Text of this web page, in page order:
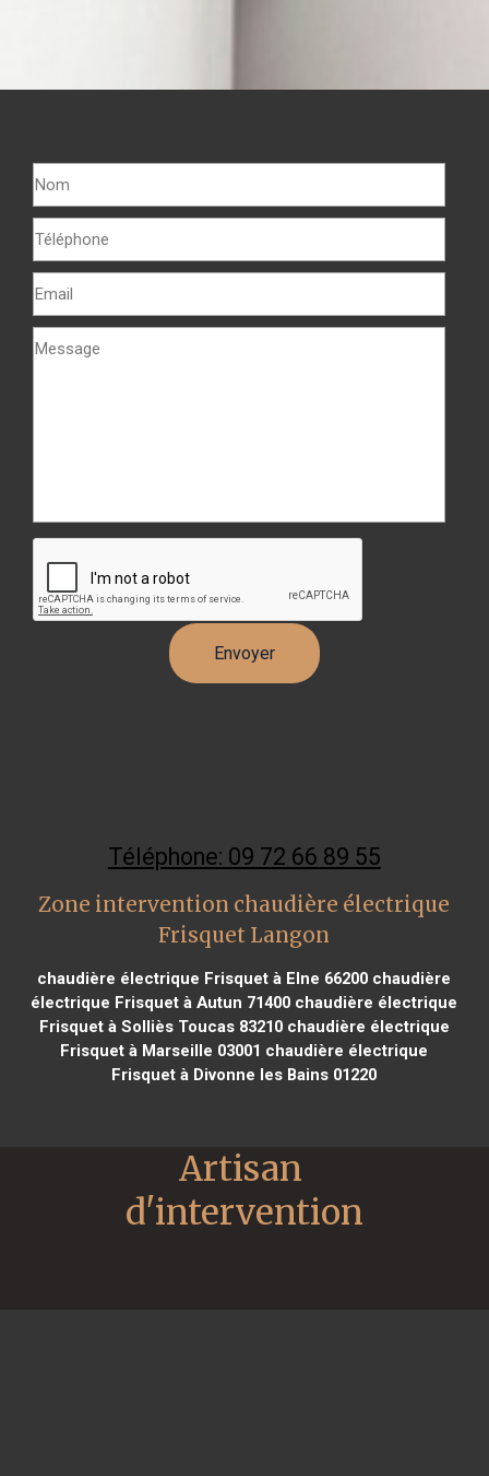
Téléphone: 09 72 66 89 55
Zone intervention chaudière électrique
Frisquet Langon
chaudière électrique Frisquet à Elne 66200 chaudière
électrique Frisquet à Autun 71400 chaudière électrique
Frisquet à Solliès Toucas 83210chaudière électrique
Frisquet à Marseille 03001 chaudière électrique
Frisquet à Divonne les Bains 01220
Artisan
d'intervention